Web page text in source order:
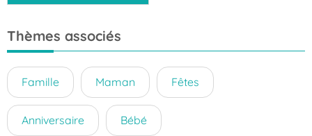
Thèmes associés
Famille Maman Fêtes
Anniversaire Bébé